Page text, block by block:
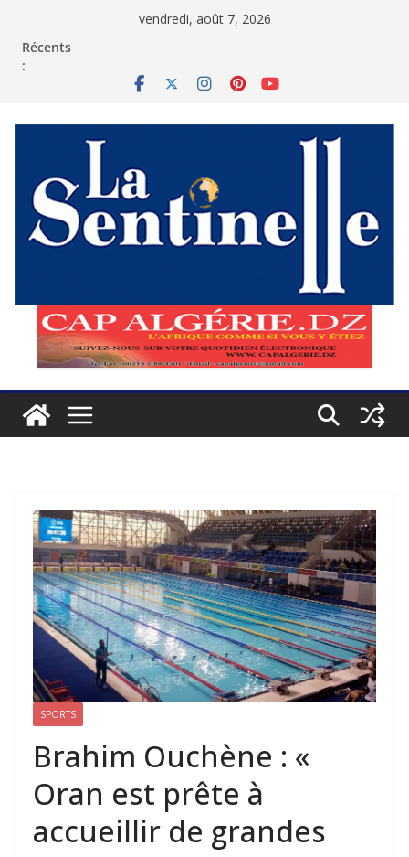
vendredi, août 7, 2026
Récents
:
SPORTS
Brahim Ouchène : «
Oran est prête à
accueillir de grandes